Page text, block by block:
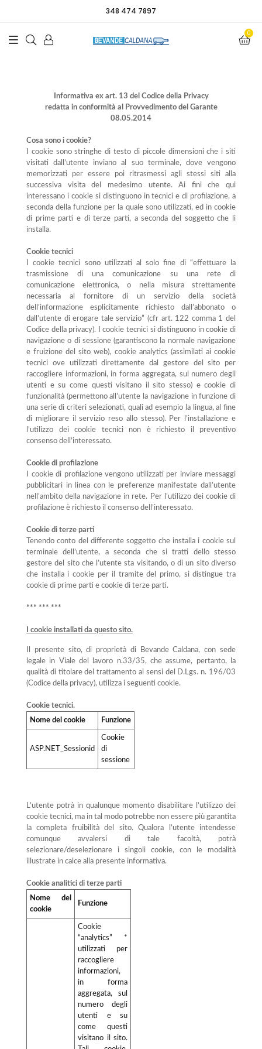
348 474 7897
0
Informativa ex art. 13 del Codice della Privacy
redatta in conformità al Provvedimento del Garante
08.05.2014
Cosa sono i cookie?
I cookie sono stringhe di testo di piccole dimensioni che i siti
visitati dall’utente inviano al suo terminale, dove vengono
memorizzati per essere poi ritrasmessi agli stessi siti alla
successiva visita del medesimo utente. Ai fini che qui
interessano i cookie si distinguono in tecnici e di profilazione, a
seconda della funzione per la quale sono utilizzati, ed in cookie
di prime parti e di terze parti, a seconda del soggetto che li
installa.
Cookie tecnici
I cookie tecnici sono utilizzati al solo fine di “effettuare la
trasmissione di una comunicazione su una rete di
comunicazione elettronica, o nella misura strettamente
necessaria al fornitore di un servizio della società
dell’informazione esplicitamente richiesto dall’abbonato o
dall’utente di erogare tale servizio” (cfr art. 122 comma 1 del
Codice della privacy). I cookie tecnici si distinguono in cookie di
navigazione o di sessione (garantiscono la normale navigazione
e fruizione del sito web), cookie analytics (assimilati ai cookie
tecnici ove utilizzati direttamente dal gestore del sito per
raccogliere informazioni, in forma aggregata, sul numero degli
utenti e su come questi visitano il sito stesso) e cookie di
funzionalità (permettono all’utente la navigazione in funzione di
una serie di criteri selezionati, quali ad esempio la lingua, al fine
di migliorare il servizio reso allo stesso). Per l’installazione e
l’utilizzo dei cookie tecnici non è richiesto il preventivo
consenso dell’interessato.
Cookie di profilazione
I cookie di profilazione vengono utilizzati per inviare messaggi
pubblicitari in linea con le preferenze manifestate dall’utente
nell’ambito della navigazione in rete. Per l’utilizzo dei cookie di
profilazione è richiesto il consenso dell’interessato.
Cookie di terze parti
Tenendo conto del differente soggetto che installa i cookie sul
terminale dell’utente, a seconda che si tratti dello stesso
gestore del sito che l’utente sta visitando, o di un sito diverso
che installa i cookie per il tramite del primo, si distingue tra
cookie di prime parti e cookie di terze parti.
*** *** ***
I cookie installati da questo sito.
Il presente sito, di proprietà di Bevande Caldana, con sede
legale in Viale del lavoro n.33/35, che assume, pertanto, la
qualità di titolare del trattamento ai sensi del D.Lgs. n. 196/03
(Codice della privacy), utilizza i seguenti cookie.
Cookie tecnici.
Nome del cookie
Funzione
ASP.NET_Sessionid
Cookie
di
sessione
L’utente potrà in qualunque momento disabilitare l’utilizzo dei
cookie tecnici, ma in tal modo potrebbe non essere più garantita
la completa fruibilità del sito. Qualora l’utente intendesse
comunque avvalersi di tale facoltà, potrà
selezionare/deselezionare i singoli cookie, con le modalità
illustrate in calce alla presente informativa.
Cookie analitici di terze parti
Nome del
cookie
Funzione
Cookie
“analytics” *
utilizzati per
raccogliere
informazioni,
in forma
aggregata, sul
numero degli
utenti e su
come questi
visitano il sito.